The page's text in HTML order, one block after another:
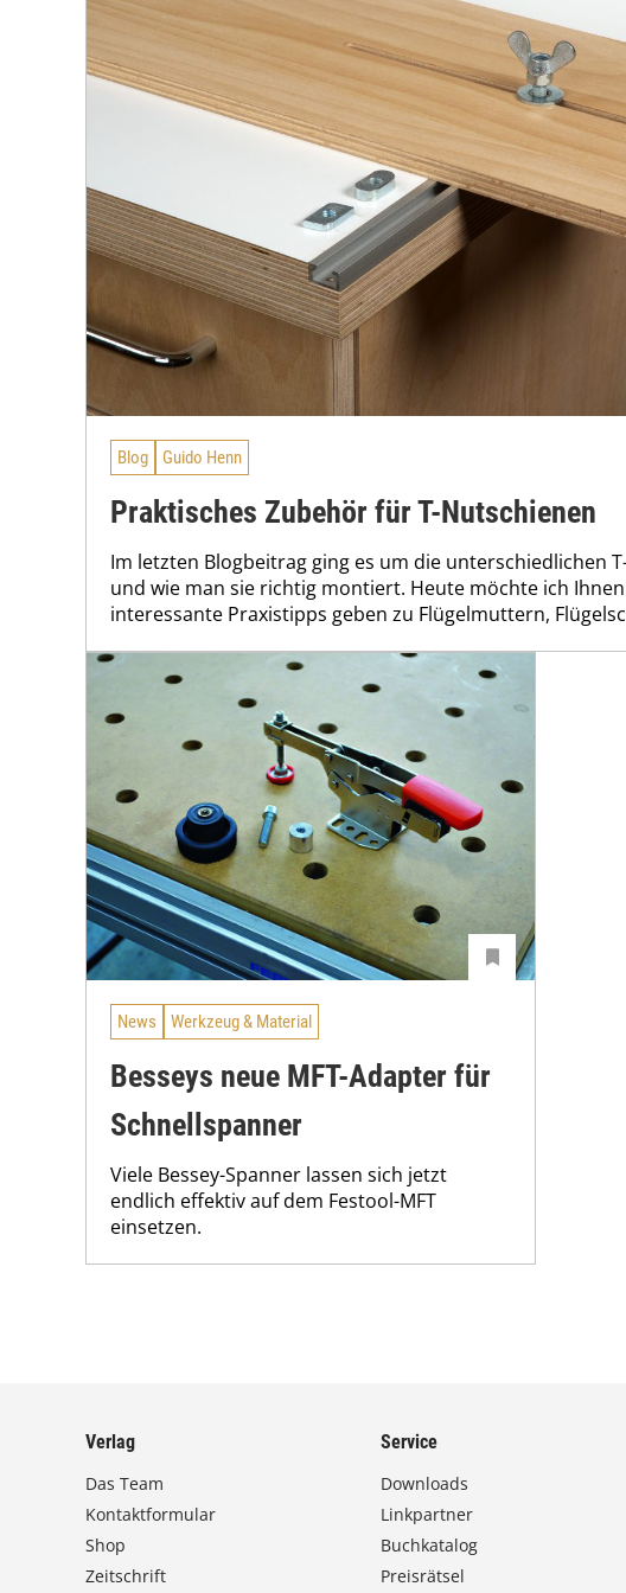
Blog Guido Henn
Praktisches Zubehör für T-Nutschienen
Im letzten Blogbeitrag ging es um die unterschiedlichen
und wie man sie richtig montiert. Heu­te möchte ich
interessante Praxistipps geben zu Flügelmuttern,
News Werkzeug & Material
Besseys neue MFT-Adapter für
Schnellspanner
Viele Bessey-Spanner lassen sich jetzt
endlich effektiv auf dem Festool-MFT
einsetzen.
Verlag
Das Team
Kontaktformular
Shop
Zeitschrift
Service
Downloads
Linkpartner
Buchkatalog
Preisrätsel